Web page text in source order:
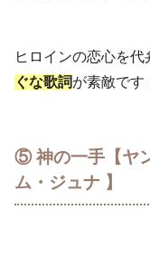
ヒロインの恋心を代
ぐな歌詞が素敵です
⑤ 神の一手【ヤ
ム・ジュナ 】